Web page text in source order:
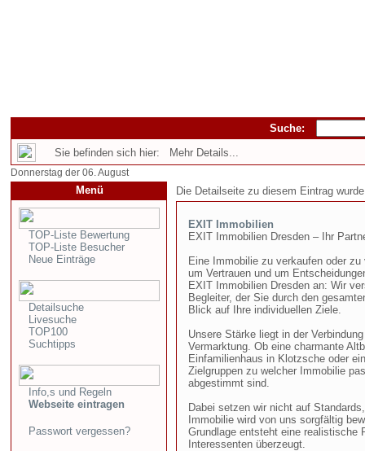
Suche:
Sie befinden sich hier: Mehr Details...
Donnerstag der 06. August
Menü
TOP-Liste Bewertung
TOP-Liste Besucher
Neue Einträge
Detailsuche
Livesuche
TOP100
Suchtipps
Info,s und Regeln
Webseite eintragen
Passwort vergessen?
Die Detailseite zu diesem Eintrag
EXIT Immobilien
EXIT Immobilien Dresden – Ihr
Eine Immobilie zu verkaufen oder
um Vertrauen und um
EXIT Immobilien Dresden an: Wir
Begleiter, der Sie durch den
Blick auf Ihre individuellen Ziele.
Unsere Stärke liegt in der
Vermarktung. Ob eine charmante
Einfamilienhaus in Klotzsche oder
Zielgruppen zu welcher Immobilie
abgestimmt sind.
Dabei setzen wir nicht auf
Immobilie wird von uns sorgfältig
Grundlage entsteht eine realistische
Interessenten überzeugt.